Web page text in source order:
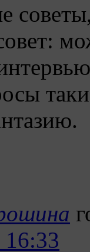
16:33